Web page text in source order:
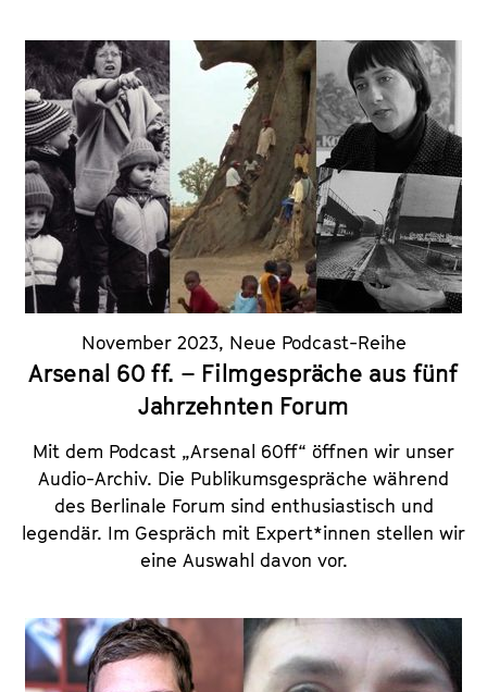
November 2023, Neue Podcast-Reihe
Arsenal 60 ff. – Filmgespräche aus fünf
Jahrzehnten Forum
Mit dem Podcast „Arsenal 60ff“ öffnen wir unser
Audio-Archiv. Die Publikumsgespräche während
des Berlinale Forum sind enthusiastisch und
legendär. Im Gespräch mit Expert*innen stellen wir
eine Auswahl davon vor.